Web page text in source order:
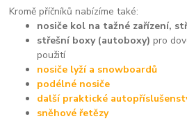
Kromě příčníků nabízíme také:
nosiče kol na tažné zařízení,
střešní boxy (autoboxy) pro
použití
nosiče lyží a snowboardů
podélné nosiče
další praktické
sněhové řetězy